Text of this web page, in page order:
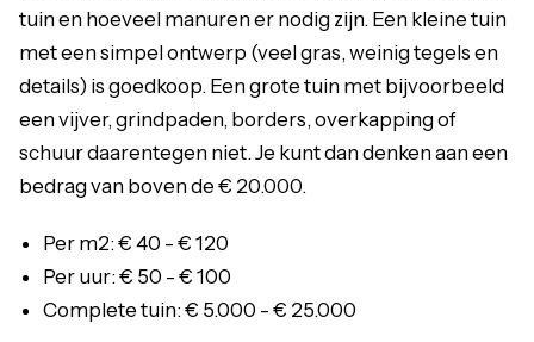
tuin en hoeveel manuren er nodig zijn. Een kleine tuin
met een simpel ontwerp (veel gras, weinig tegels en
details) is goedkoop. Een grote tuin met bijvoorbeeld
een vijver, grindpaden, borders, overkapping of
schuur daarentegen niet. Je kunt dan denken aan een
bedrag van boven de € 20.000.
Per m2: € 40 - € 120
Per uur: € 50 - € 100
Complete tuin: € 5.000 - € 25.000